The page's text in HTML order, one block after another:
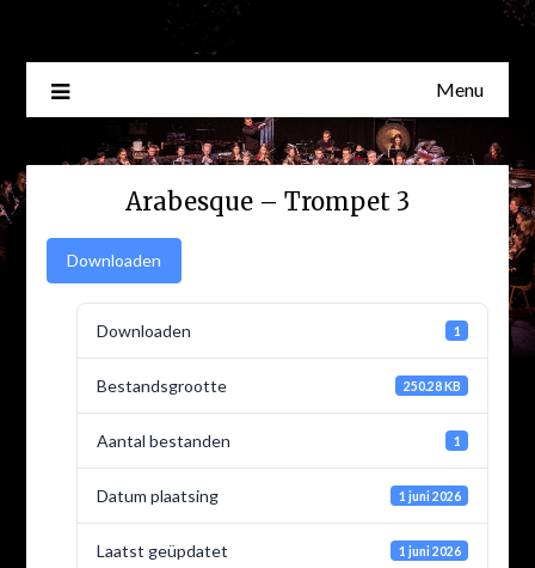
Menu
Arabesque – Trompet 3
Downloaden
Downloaden 1
Bestandsgrootte 250.28 KB
Aantal bestanden 1
Datum plaatsing 1 juni 2026
Laatst geüpdatet 1 juni 2026